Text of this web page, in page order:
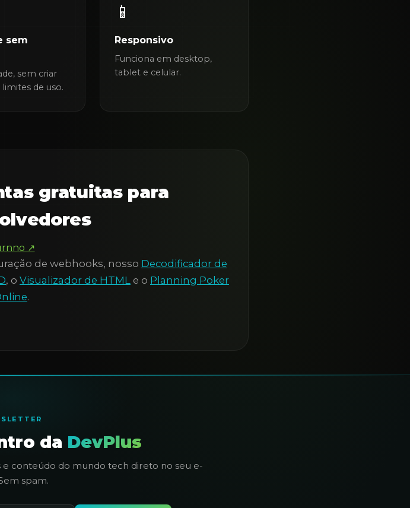
sem
sem criar
de uso.
📱
Responsivo
Funciona em desktop,
tablet e celular.
gratuitas para
↗
de webhooks, nosso Decodificador de
, o Visualizador de HTML e o Planning Poker
.
da DevPlus
conteúdo do mundo tech direto no seu e-
spam.